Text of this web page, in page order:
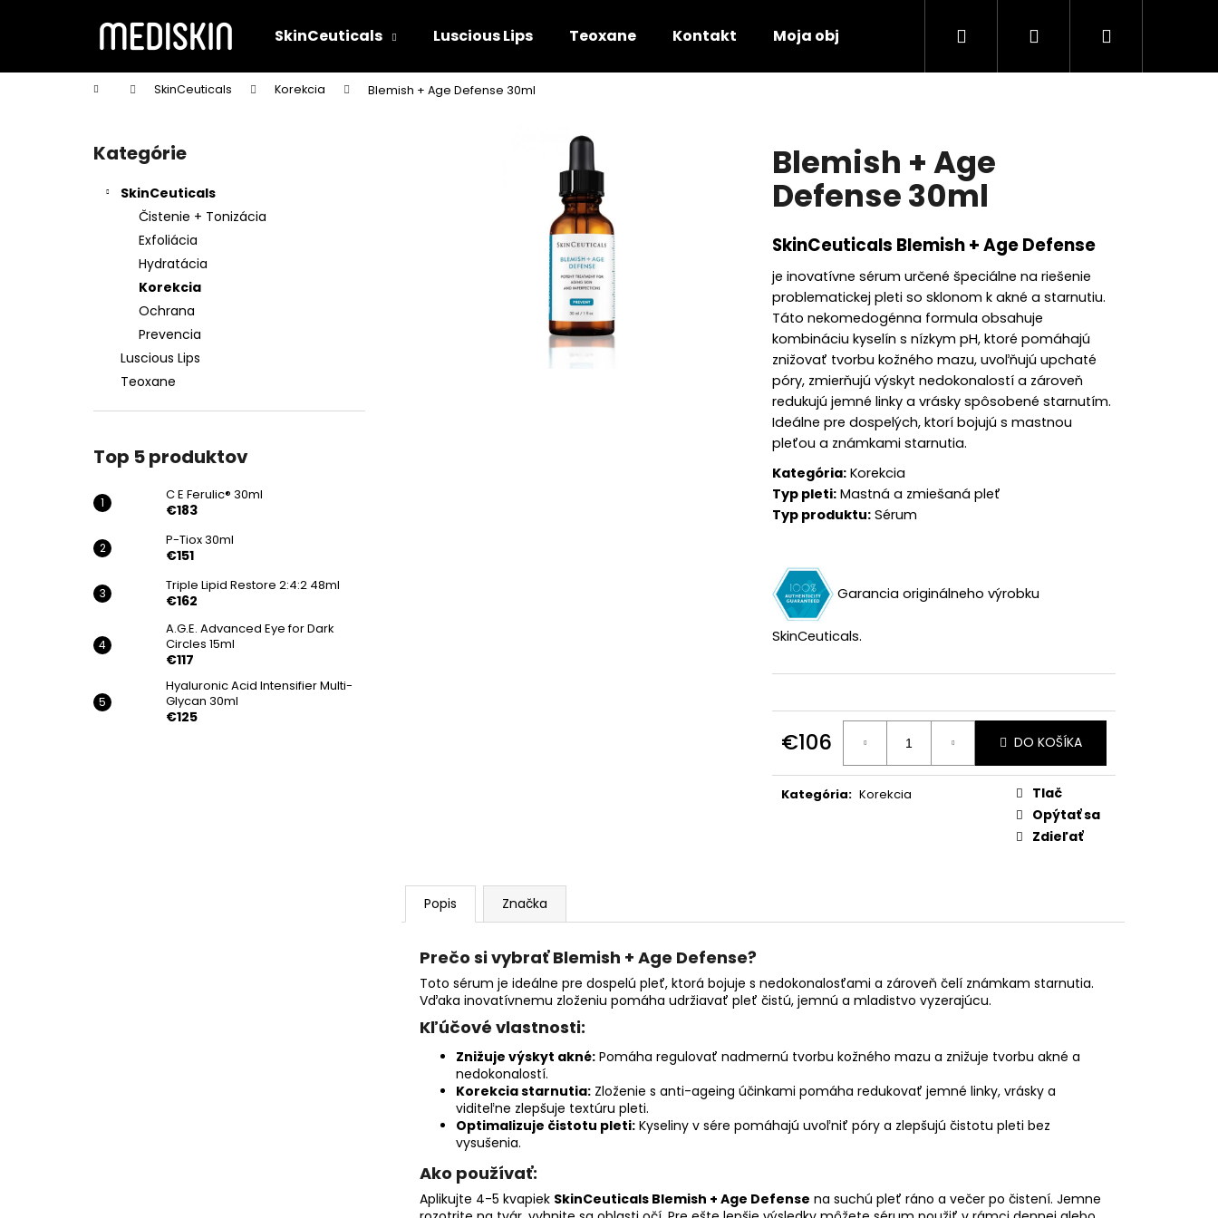
SkinCeuticals Luscious Lips Teoxane Kontakt Moja objednávka Hľadať PrihlásenieNákupný
Domov SkinCeuticals Korekcia Blemish + Age Defense 30ml
Preskočiť
kategórie
Kategórie
SkinCeuticals
Čistenie + Tonizácia
Exfoliácia
Hydratácia
Korekcia
Ochrana
Prevencia
Luscious Lips
Teoxane
Top 5 produktov
C E Ferulic® 30ml
€183
P-Tiox 30ml
€151
Triple Lipid Restore 2:4:2 48ml
€162
A.G.E. Advanced Eye for Dark
Circles 15ml
€117
Hyaluronic Acid Intensifier Multi-
Glycan 30ml
€125
Blemish + Age
Defense 30ml
SkinCeuticals Blemish + Age Defense
je inovatívne sérum určené špeciálne na riešenie
problematickej pleti so sklonom k akné a starnutiu.
Táto nekomedogénna formula obsahuje
kombináciu kyselín s nízkym pH, ktoré pomáhajú
znižovať tvorbu kožného mazu, uvoľňujú upchaté
póry, zmierňujú výskyt nedokonalostí a zároveň
redukujú jemné linky a vrásky spôsobené starnutím.
Ideálne pre dospelých, ktorí bojujú s mastnou
pleťou a známkami starnutia.
Kategória: Korekcia
Typ pleti: Mastná a zmiešaná pleť
Typ produktu: Sérum
Garancia originálneho výrobku
SkinCeuticals.
€106
Jednotková
cena:
DO KOŠÍKA
Kategória: Korekcia
Tlač
Opýtať sa
Zdieľať
Popis Značka
Prečo si vybrať Blemish + Age Defense?
Toto sérum je ideálne pre dospelú pleť, ktorá bojuje s nedokonalosťami a zároveň čelí známkam starnutia.
Vďaka inovatívnemu zloženiu pomáha udržiavať pleť čistú, jemnú a mladistvo vyzerajúcu.
Kľúčové vlastnosti:
Znižuje výskyt akné: Pomáha regulovať nadmernú tvorbu kožného mazu a znižuje tvorbu akné a
nedokonalostí.
Korekcia starnutia: Zloženie s anti-ageing účinkami pomáha redukovať jemné linky, vrásky a
viditeľne zlepšuje textúru pleti.
Optimalizuje čistotu pleti: Kyseliny v sére pomáhajú uvoľniť póry a zlepšujú čistotu pleti bez
vysušenia.
Ako používať:
Aplikujte 4-5 kvapiek SkinCeuticals Blemish + Age Defense na suchú pleť ráno a večer po čistení. Jemne
í
do
do
Čo potrebujete nájsť?
Odporúčame
C E FERULIC® 30ML
€183
TRIPLE LIPID RESTORE 2:4:2 48ML